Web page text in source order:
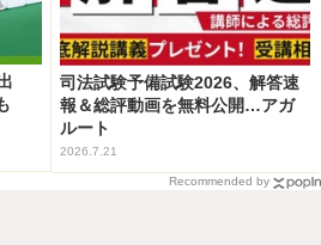
司法試験予備試験2026、解答速
報＆総評動画を無料公開…アガ
ルート
2026.7.21
Recommended by